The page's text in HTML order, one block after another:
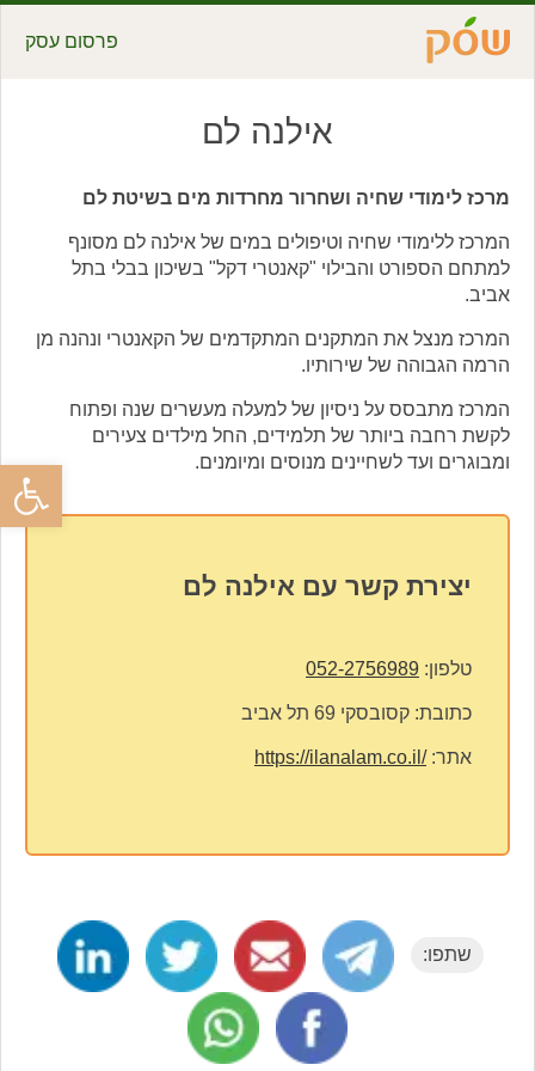
פתח
פרסום עסק
אילנה לם
מרכז לימודי שחיה ושחרור מחרדות מים בשיטת לם
המרכז ללימודי שחיה וטיפולים במים של אילנה לם מסונף
למתחם הספורט והבילוי "קאנטרי דקל" בשיכון בבלי בתל
אביב.
המרכז מנצל את המתקנים המתקדמים של הקאנטרי ונהנה מן
הרמה הגבוהה של שירותיו.
המרכז מתבסס על ניסיון של למעלה מעשרים שנה ופתוח
לקשת רחבה ביותר של תלמידים, החל מילדים צעירים
ומבוגרים ועד לשחיינים מנוסים ומיומנים.
יצירת קשר עם אילנה לם
טלפון: 052-2756989
כתובת: קסובסקי 69 תל אביב
אתר:https://ilanalam.co.il/
שתפו: